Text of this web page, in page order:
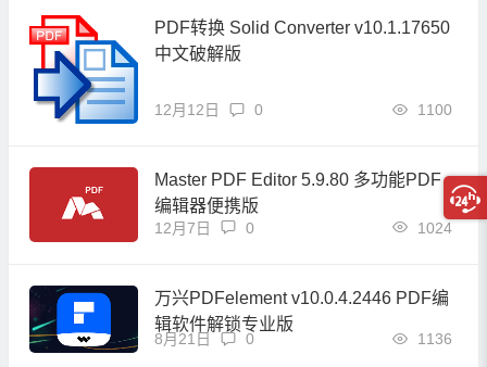
PDF转换 Solid Converter v10.1.17650
中文破解版
12月12日 1100
0
Master PDF Editor 5.9.80 多功能PDF
编辑器便携版
12月7日 1024
0
万兴PDFelement v10.0.4.2446 PDF编
辑软件解锁专业版
8月21日 1136
0